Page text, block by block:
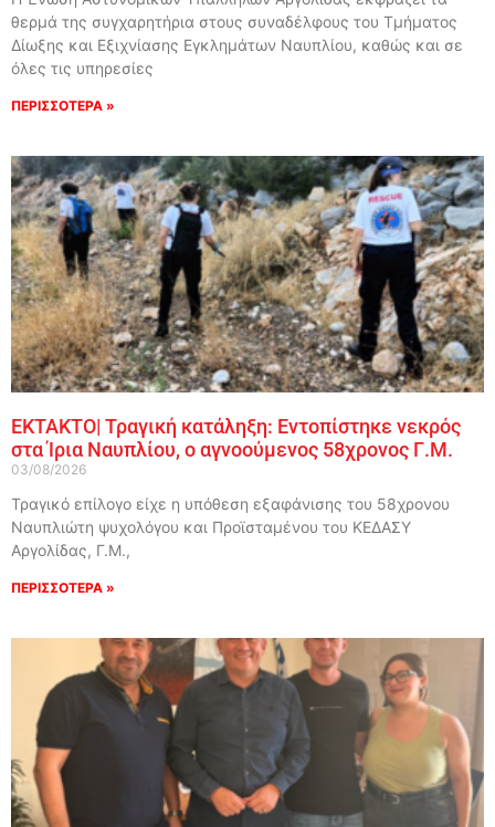
θερμά της συγχαρητήρια στους συναδέλφους του Τμήματος
Δίωξης και Εξιχνίασης Εγκλημάτων Ναυπλίου, καθώς και σε
όλες τις υπηρεσίες
ΠΕΡΙΣΣΟΤΕΡΑ »
ΕΚΤΑΚΤΟ| Τραγική κατάληξη: Εντοπίστηκε νεκρός
στα Ίρια Ναυπλίου, ο αγνοούμενος 58χρονος Γ.Μ.
03/08/2026
Τραγικό επίλογο είχε η υπόθεση εξαφάνισης του 58χρονου
Ναυπλιώτη ψυχολόγου και Προϊσταμένου του ΚΕΔΑΣΥ
Αργολίδας, Γ.Μ.,
ΠΕΡΙΣΣΟΤΕΡΑ »